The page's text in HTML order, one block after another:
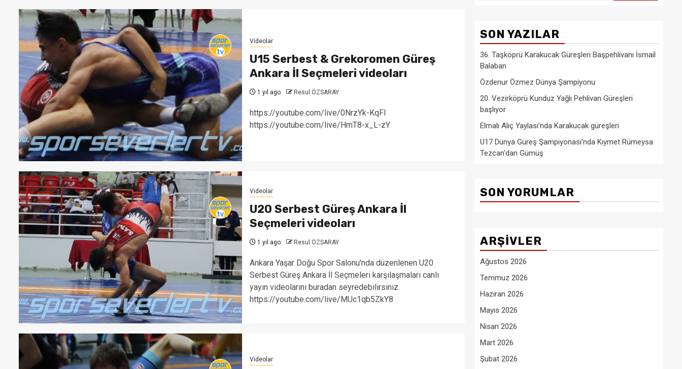
Videolar
U15 Serbest & Grekoromen Güreş
Ankara İl Seçmeleri videoları
1 yıl ago Resul ÖZSARAY
https://youtube.com/live/0NrzYk-KqFI
https://youtube.com/live/HmT8-x_L-zY
Videolar
U20 Serbest Güreş Ankara İl
Seçmeleri videoları
1 yıl ago Resul ÖZSARAY
Ankara Yaşar Doğu Spor Salonu'nda düzenlenen U20
Serbest Güreş Ankara İl Seçmeleri karşılaşmaları canlı
yayın videolarını buradan seyredebilirsiniz.
https://youtube.com/live/MUc1qb5ZkY8
Videolar
SON YAZILAR
36. Taşköprü Karakucak Güreşleri Başpehlivanı İsmail
Balaban
Özdenur Özmez Dünya Şampiyonu
20. Vezirköprü Kunduz Yağlı Pehlivan Güreşleri
başlıyor
Elmalı Alıç Yaylası’nda Karakucak güreşleri
U17 Dünya Güreş Şampiyonası’nda Kıymet Rümeysa
Tezcan’dan Gümüş
SON YORUMLAR
ARŞIVLER
Ağustos 2026
Temmuz 2026
Haziran 2026
Mayıs 2026
Nisan 2026
Mart 2026
Şubat 2026